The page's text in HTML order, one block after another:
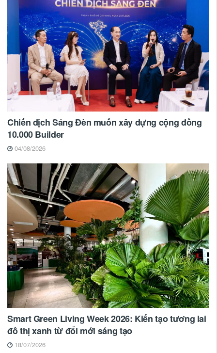
Chiến dịch Sáng Đèn muốn xây dựng cộng đồng
10.000 Builder
04/08/2026
Smart Green Living Week 2026: Kiến tạo tương lai
đô thị xanh từ đổi mới sáng tạo
18/07/2026